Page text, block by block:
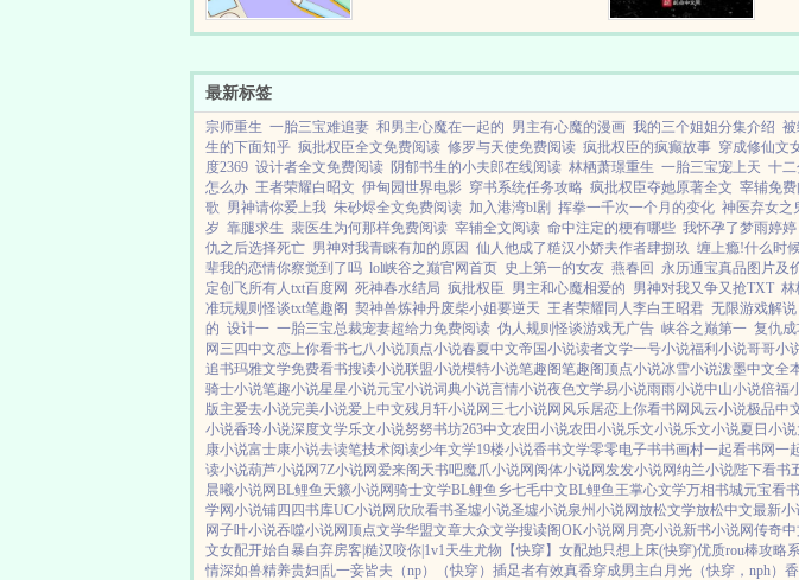
男主～呜呜呜呜...
最新标签
宗师重生 一胎三宝难追妻 和男主心魔在一起的 男主有心魔的漫画 我的三个姐姐分集介绍
生的下面知乎 疯批权臣全文免费阅读 修罗与天使免费阅读 疯批权臣的疯癫故事 穿成修仙文
度2369 设计者全文免费阅读 阴郁书生的小夫郎在线阅读 林栖萧璟重生 一胎三宝宠上天 十
怎么办 王者荣耀白昭文 伊甸园世界电影 穿书系统任务攻略 疯批权臣夺她原著全文 宰辅免费
歌 男神请你爱上我 朱砂烬全文免费阅读 加入港湾bl剧 挥拳一千次一个月的变化 神医弃女之
岁 靠腿求生 裴医生为何那样免费阅读 宰辅全文阅读 命中注定的梗有哪些 我怀孕了梦雨婷婷
仇之后选择死亡 男神对我青睐有加的原因 仙人他成了糙汉小娇夫作者肆捌玖 缠上瘾!什么时
辈我的恋情你察觉到了吗 lol峡谷之巅官网首页 史上第一的女友 燕春回 永历通宝真品图片及
定创飞所有人txt百度网 死神春水结局 疯批权臣 男主和心魔相爱的 男神对我又争又抢TXT 林
准玩规则怪谈txt笔趣阁 契神兽炼神丹废柴小姐要逆天 王者荣耀同人李白王昭君 无限游戏解说
的 设计一 一胎三宝总裁宠妻超给力免费阅读 伪人规则怪谈游戏无广告 峡谷之巅第一 复仇
网 三四中文恋上你看书七八小说顶点小说春夏中文帝国小说读者文学一号小说福利小说哥哥小
追书玛雅文学免费看书搜读小说联盟小说模特小说笔趣阁笔趣阁顶点小说冰雪小说泼墨中文全
骑士小说笔趣小说星星小说元宝小说词典小说言情小说夜色文学易小说雨雨小说中山小说倍福
版主爱去小说完美小说爱上中文残月轩小说网 三七小说网 风乐居恋上你看书网 风云小说极品中
小说香玲小说深度文学乐文小说努努书坊263中文农田小说农田小说乐文小说乐文小说夏日小说
康小说富士康小说去读笔技术阅读少年文学19楼小说香书文学零零电子书书画村一起看书网一
读小说葫芦小说网7Z小说网爱来阁 天书吧魔爪小说网 阅体小说网发发小说网纳兰小说陛下看书
晨曦小说网BL鲤鱼 天籁小说网骑士文学BL鲤鱼乡七毛中文BL鲤鱼王掌心文学万相书城元宝看书
学网小说铺四四书库UC小说网 欣欣看书圣墟小说圣墟小说泉州小说网放松文学放松中文最新小
网子叶小说吞噬小说网顶点文学华盟文章大众文学搜读阁OK小说网 月亮小说新书小说网传奇中
文女配开始自暴自弃房客|糙汉咬你|1v1天生尤物【快穿】 女配她只想上床(快穿)优质rou棒攻略
情深如兽精养贵妇|乱一妾皆夫（np） （快穿）插足者有效真香穿成男主白月光（快穿，nph）